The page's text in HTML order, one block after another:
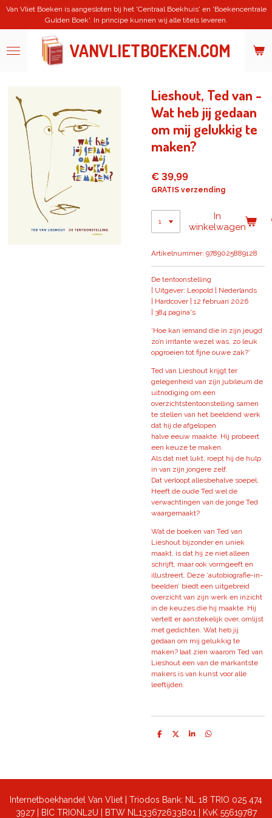
Ga
hoofdinhoud
VANVLIETBOEKEN.COM
Van Vliet Boeken is aangesloten bij het 'Centraal Boekhuis' en 'Boekencentrale
Gulden Boek'. In principe kunnen wij alle titels leveren.
Lieshout, Ted van -
Wat heb jij gedaan
om mij gelukkig te
maken?
€ 39,99
GRATIS verzending
In
winkelwagen
Artikelnummer: 9789025889128
De tentoonstelling
Uitgever: Leopold | Nederlands
Hardcover | 12 februari 2026
384 pagina's
‘Hoe kan iemand die in zijn jeugd
zo’n irritante wezel was, zo leuk
opgroeien tot fijne ouwe zak?’
Ted van Lieshout krijgt ter
gelegenheid van zijn jubileum de
uitnodiging om een
overzichtstentoonstelling samen
te stellen van het beeldend werk
dat hij de afgelopen
halve eeuw maakte. Hij probeert
een keuze te maken.
Als dat niet lukt, roept hij de hulp
in van zijn jongere zelf.
Dat verloopt allesbehalve soepel.
Heeft de oude Ted wel de
verwachtingen van de jonge Ted
waargemaakt?
Wat de boeken van Ted van
Lieshout bijzonder en uniek
maakt, is dat hij ze niet alleen
schrijft, maar ook vormgeeft en
illustreert. Deze ‘autobiografie-in-
beelden’ biedt een uitgebreid
overzicht van zijn werk en inzicht
in de keuzes die hij maakte. Hij
vertelt er aanstekelijk over, omlijst
met gedichten. Wat heb jij
gedaan om mij gelukkig te
maken? laat zien waarom Ted van
Lieshout een van de markantste
makers is van kunst voor alle
leeftijden.
D
D
S
D
Internetboekhandel Van Vliet | Triodos Bank: NL 18 TRIO 025 474
3927 | BIC TRIONL2U | BTW NL133672633B01 | KvK 55619787